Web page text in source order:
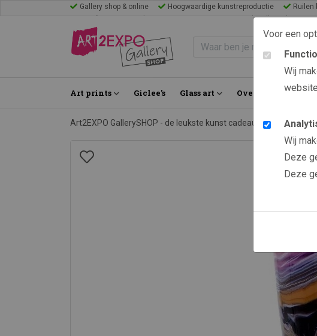
Voor een
Wij
Wij
Deze
Deze
Gallery shop & online Hoogwaardige kunstreproductie Ruilen
Bezoek Gallery Shop
Art prints Giclee's Glass art Over ons
Art2EXPO GallerySHOP - de leukste kunst cadeau ideeën